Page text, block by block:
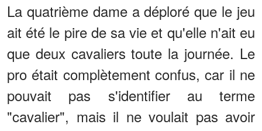
La quatrième dame a déploré que le jeu
ait été le pire de sa vie et qu'elle n'ait eu
que deux cavaliers toute la journée. Le
pro était complètement confus, car il ne
pouvait pas s'identifier au terme
"cavalier", mais il ne voulait pas avoir